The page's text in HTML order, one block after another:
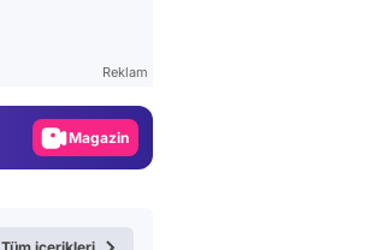
Reklam
Magazin